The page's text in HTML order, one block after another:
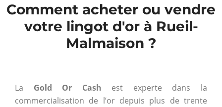
Comment acheter ou vendre
votre lingot d'or à Rueil-
Malmaison ?
La Gold Or Cash est experte dans la
commercialisation de l’or depuis plus de trente